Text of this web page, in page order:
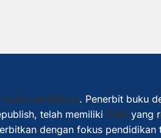
buku pendidikan. Penerbit buku
telah memiliki ISBN yang
dengan fokus